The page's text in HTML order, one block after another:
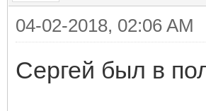
04-02-2018, 02:06 AM
Сергей был в